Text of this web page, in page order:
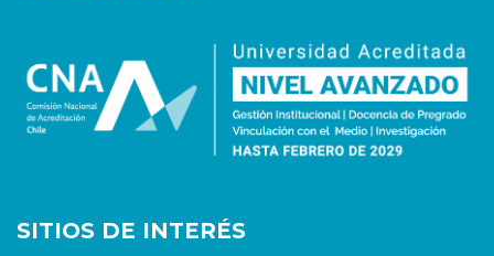
SITIOS DE INTERÉS